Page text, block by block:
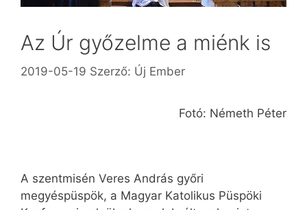
Az Úr győzelme a miénk is
2019-05-19 Szerző: Új Ember
Fotó: Németh Péter
A szentmisén Veres András győri
megyéspüspök, a Magyar Katolikus Püspöki